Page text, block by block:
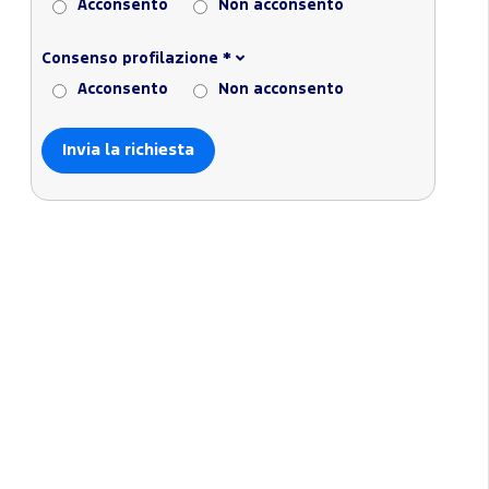
Acconsento Non acconsento
Consenso profilazione *
Acconsento Non acconsento